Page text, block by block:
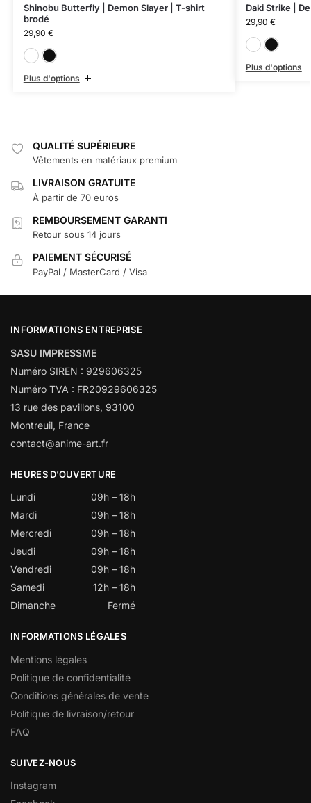
Shinobu Butterfly | Demon Slayer | T-shirt
brodé
29,90 €
Plus d'options
Daki Strike |
29,90 €
Plus d'options
QUALITÉ SUPÉRIEURE
Vêtements en matériaux premium
LIVRAISON GRATUITE
À partir de 70 euros
REMBOURSEMENT GARANTI
Retour sous 14 jours
PAIEMENT SÉCURISÉ
PayPal / MasterCard / Visa
INFORMATIONS ENTREPRISE
SASU IMPRESSME
Numéro SIREN : 929606325
Numéro TVA : FR20929606325
13 rue des pavillons, 93100
Montreuil, France
contact@anime-art.fr
HEURES D’OUVERTURE
Lundi
09h – 18h
Mardi
09h – 18h
Mercredi
09h – 18h
Jeudi
09h – 18h
Vendredi
09h – 18h
Samedi
12h – 18h
Dimanche
Fermé
INFORMATIONS LÉGALES
Mentions légales
Politique de confidentialité
Conditions générales de vente
Politique de livraison/retour
FAQ
SUIVEZ-NOUS
Instagram